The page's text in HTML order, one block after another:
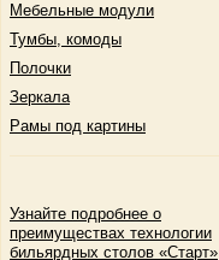
Мебельные модули
Тумбы, комоды
Полочки
Зеркала
Рамы под картины
Узнайте подробнее о
преимуществах технологии
бильярдных столов «Старт»